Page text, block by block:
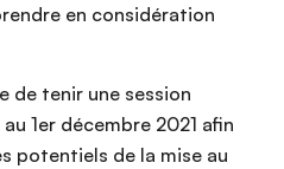
en considération
de tenir une session
1er décembre 2021 afin
potentiels de la mise au